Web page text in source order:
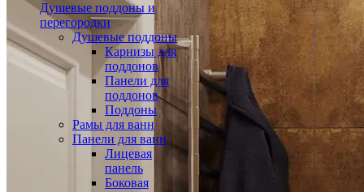
Душевые поддоны и
перегородки
Душевые поддоны
Карнизы для
поддонов
Панели для
поддонов
Поддоны
Рамы для ванн
Панели для ванн
Лицевая
панель
Боковая